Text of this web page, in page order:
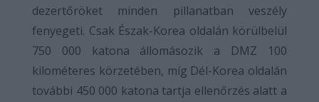
dezertőröket minden pillanatban veszély
fenyegeti. Csak Észak-Korea oldalán körülbelül
750 000 katona állomásozik a DMZ 100
kilométeres körzetében, míg Dél-Korea oldalán
további 450 000 katona tartja ellenőrzés alatt a